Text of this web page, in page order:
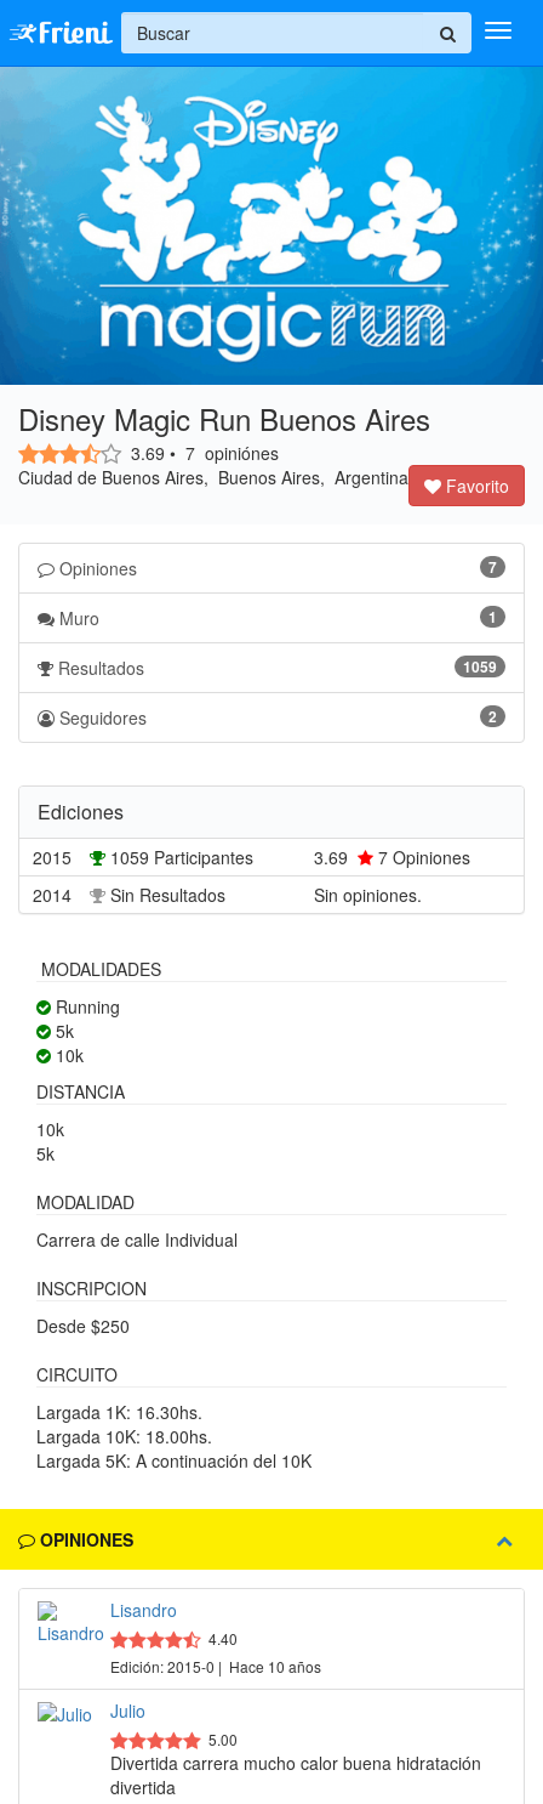
Ingresar
Ayuda
+
Disney Magic Run Buenos Aires
3.69 • 7 opiniónes
Ciudad de Buenos Aires, Buenos Aires, Argentina
Favorito
7
Opiniones
1
Muro
1059
Resultados
2
Seguidores
Ediciones
2015 1059 Participantes 3.69 7 Opiniones
2014
Sin Resultados Sin opiniones.
MODALIDADES
Running
5k
10k
DISTANCIA
10k
5k
MODALIDAD
Carrera de calle Individual
INSCRIPCION
Desde $250
CIRCUITO
Largada 1K: 16.30hs.
Largada 10K: 18.00hs.
Largada 5K: A continuación del 10K
OPINIONES
Lisandro
4.40
Edición: 2015-0 | Hace 10 años
Julio
5.00
Divertida carrera mucho calor buena hidratación
divertida